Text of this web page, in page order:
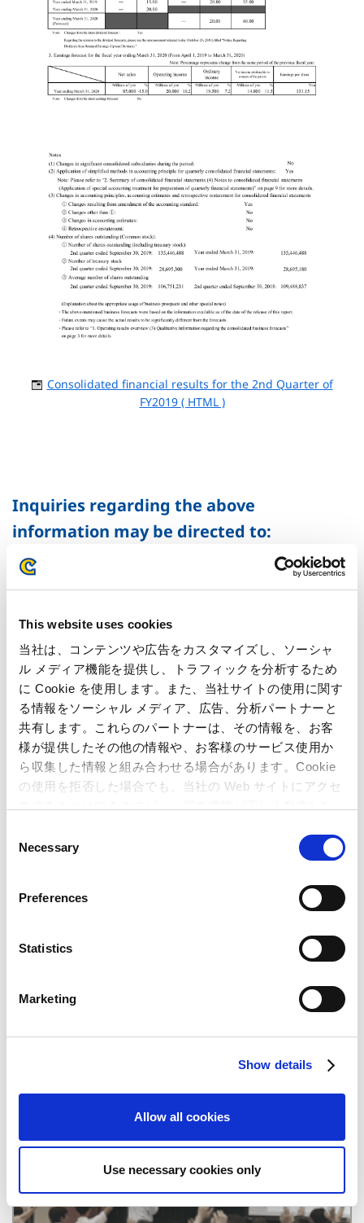
This website uses cookies
当社は、コンテンツや広告をカスタマイズし、ソーシャ
ル メディア機能を提供し、トラフィックを分析するため
に Cookie を使用します。また、当社サイトの使用に関す
る情報をソーシャル メディア、広告、分析パートナーと
共有します。これらのパートナーは、その情報を、お客
様が提供したその他の情報や、お客様のサービス使用か
ら収集した情報と組み合わせる場合があります。Cookie
の使用を拒否した場合でも、当社の Web サイトにアクセ
Necessary
Preferences
Statistics
Marketing
Show details
Allow all cookies
Use necessary cookies only
Consolidated financial results for the 2nd Quarter of
FY2019 ( HTML )
Inquiries regarding the above
information may be directed to:
Inquiries regarding the above information may be directed
to:
Public Relations and Investor Relations Section
(Address) 3-1-3, Uchihiranomachi, Chuo-ku, Osaka, 540-0037,
Japan
(Tel)+81-6-6920-3623 (Fax) +81-6-6920-5108